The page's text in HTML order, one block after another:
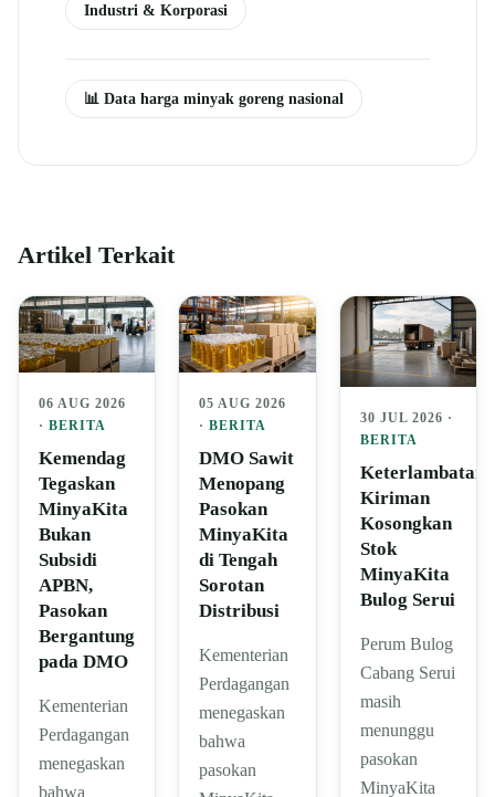
Industri & Korporasi
📊 Data harga minyak goreng nasional
Artikel Terkait
06 AUG 2026
· BERITA
Kemendag
Tegaskan
MinyaKita
Bukan
Subsidi
APBN,
Pasokan
Bergantung
pada DMO
Kementerian
Perdagangan
menegaskan
bahwa
05 AUG 2026
·BERITA
DMO Sawit
Menopang
Pasokan
MinyaKita
di Tengah
Sorotan
Distribusi
Kementerian
Perdagangan
menegaskan
bahwa
pasokan
30 JUL 2026 ·
BERITA
Keterlambatan
Kiriman
Kosongkan
Stok
MinyaKita
Bulog Serui
Perum Bulog
Cabang Serui
masih
menunggu
pasokan
MinyaKita